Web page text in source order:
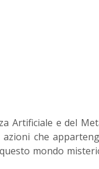
Artificiale e del
che
mondo